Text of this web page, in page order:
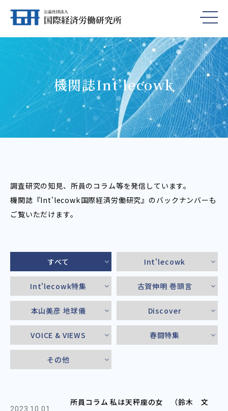
機関誌Int’lecowk
調査研究の知見、所員のコラム等を発信しています。
機関誌『Int'lecowk――国際経済労働研究』のバックナンバーも
ご覧いただけます。
すべて Int'lecowk
Int'lecowk特集 古賀伸明 巻頭言
本山美彦 地球儀 Discover
VOICE & VIEWS 春闘特集
その他
2023.10.01
所員コラム 私は天秤座の女 （鈴木 文